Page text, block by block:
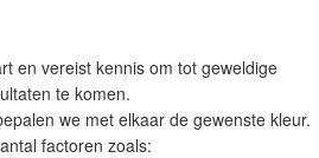
en vereist kennis om tot geweldige
te komen.
we met elkaar de gewenste kleur.
factoren zoals: